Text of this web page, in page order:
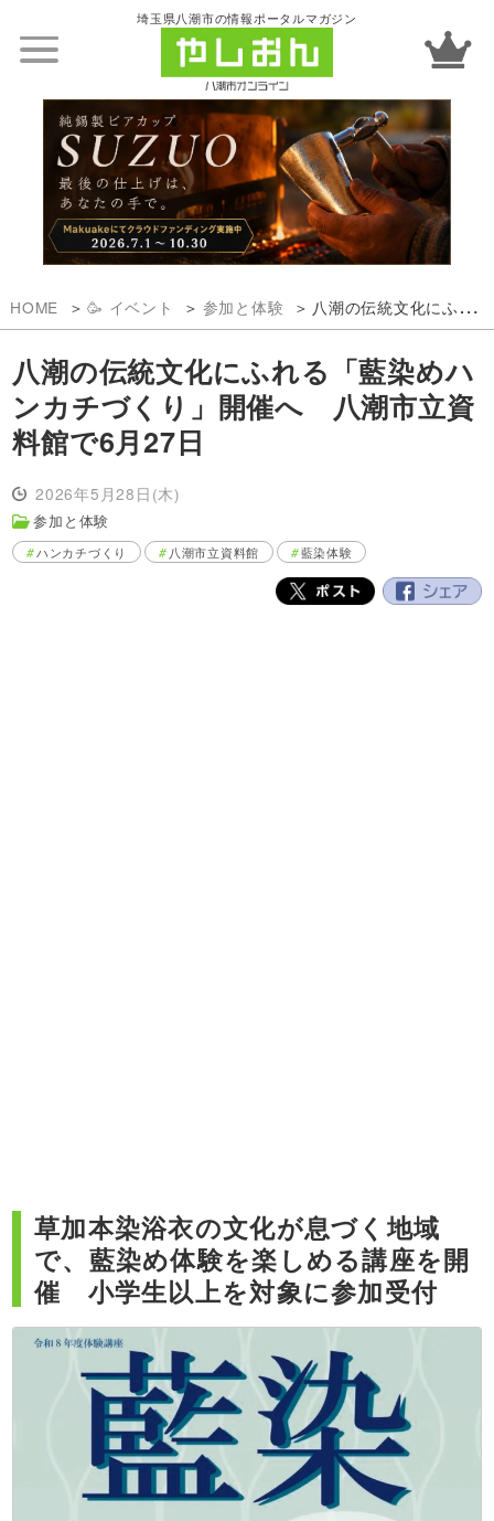
埼玉県八潮市の情報ポータルマガジン
HOME 🥳 イベント 参加と体験 八潮の伝統文化にふれる「藍染めハンカチづくり」開催へ 八潮市立資料館で6月27日
八潮の伝統文化にふれる「藍染めハ
ンカチづくり」開催へ 八潮市立資
料館で6月27日
2026年5月28日(木)
参加と体験
ハンカチづくり 八潮市立資料館 藍染体験
草加本染浴衣の文化が息づく地域
で、藍染め体験を楽しめる講座を開
催 小学生以上を対象に参加受付